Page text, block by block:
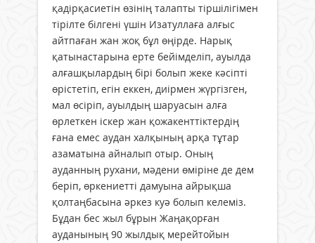
қадірқасиетін өзінің талапты тіршілігімен
тірілте білгені үшін Изатуллаға алғыс
айтпаған жан жоқ бұл өңірде. Нарық
қатынастарына ерте бейімделіп, ауылда
алғашқылардың бірі болып жеке кәсіпті
өрістетіп, егін еккен, диірмен жүргізген,
мал өсіріп, ауылдың шаруасын алға
өрлеткен іскер жан қожакенттіктердің
ғана емес аудан халқының арқа тұтар
азаматына айналып отыр. Оның
ауданның рухани, мәдени өміріне де дем
беріп, өркениетті дамуына айрықша
қолтаңбасына әркез куә болып келеміз.
Бұдан бес жыл бұрын Жаңақорған
ауданының 90 жылдық мерейтойын